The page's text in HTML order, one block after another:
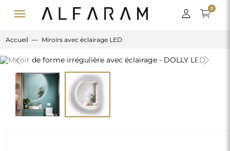
menu 0
Accueil Miroirs avec éclairage LED
Previous Next